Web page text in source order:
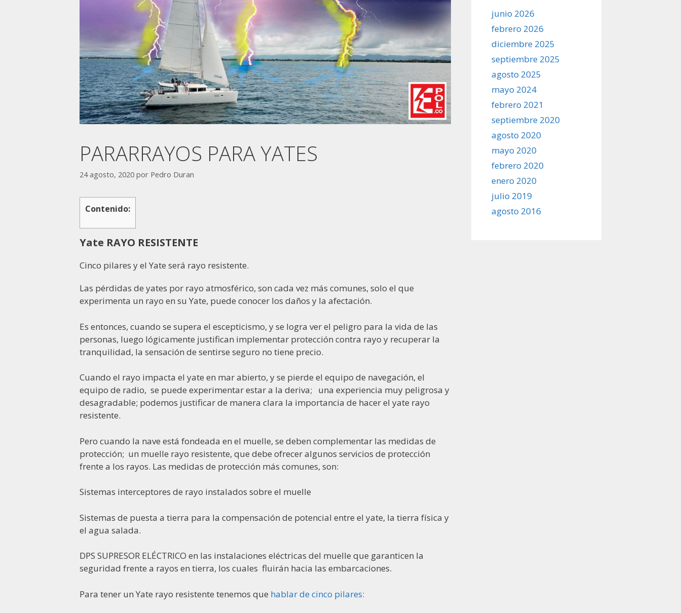
PARARRAYOS PARA YATES
24 agosto, 2020 por Pedro Duran
Contenido:
Yate RAYO RESISTENTE
Cinco pilares y el Yate será rayo resistente.
Las pérdidas de yates por rayo atmosférico, son cada vez más comunes, solo el que
experimenta un rayo en su Yate, puede conocer los daños y la afectación.
Es entonces, cuando se supera el escepticismo, y se logra ver el peligro para la vida de las
personas, luego lógicamente justifican implementar protección contra rayo y recuperar la
tranquilidad, la sensación de sentirse seguro no tiene precio.
Cuando el rayo impacta el yate en mar abierto, y se pierde el equipo de navegación, el
equipo de radio, se puede experimentar estar a la deriva; una experiencia muy peligrosa y
desagradable; podemos justificar de manera clara la importancia de hacer el yate rayo
resistente.
Pero cuando la nave está fondeada en el muelle, se deben complementar las medidas de
protección; un muelle rayo resistente, que debe ofrecer algunos servicios de protección
frente a los rayos. Las medidas de protección más comunes, son:
Sistemas interceptores de rayo instalados sobre el muelle
Sistemas de puesta a tierra para la compensación de potencial entre el yate, la tierra física y
el agua salada.
DPS SUPRESOR ELÉCTRICO en las instalaciones eléctricas del muelle que garanticen la
seguridad frente a rayos en tierra, los cuales fluirán hacia las embarcaciones.
Para tener un Yate rayo resistente tenemos que hablar de cinco pilares:
junio 2026
febrero 2026
diciembre 2025
septiembre 2025
agosto 2025
mayo 2024
febrero 2021
septiembre 2020
agosto 2020
mayo 2020
febrero 2020
enero 2020
julio 2019
agosto 2016